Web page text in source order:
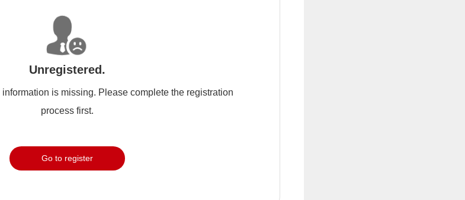
Unregistered.
is missing. Please complete the registration
process first.
Go to register